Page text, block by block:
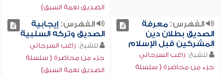
الصديق نعمة السبق)
الفهرس:معرفة
الصديق بطلان دين
المشركين قبل الإسلام
للشيخ: راغب السرجاني
جزء من محاضرة ( سلسلة
الفهرس:إيجابية
الصديق وتركه السلبية
للشيخ: راغب السرجاني
جزء من محاضرة ( سلسلة
الصديق نعمة السبق)